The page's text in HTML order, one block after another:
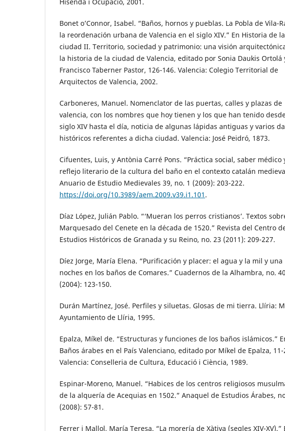
Bonet o’Connor, Isabel. “Baños, hornos y pueblas. La Pobla de Vila-
la reordenación urbana de Valencia en el siglo XIV.” En Historia de la
ciudad II. Territorio, sociedad y patrimonio: una visión
la historia de la ciudad de Valencia, editado por Sonia Daukis Ortolá
Francisco Taberner Pastor, 126-146. Valencia: Colegio Territorial de
Arquitectos de Valencia, 2002.
Carboneres, Manuel. Nomenclator de las puertas, calles y plazas de
valencia, con los nombres que hoy tienen y los que han tenido
siglo XIV hasta el día, noticia de algunas lápidas antiguas y varios
históricos referentes a dicha ciudad. Valencia: José Peidró, 1873.
Cifuentes, Luis, y Antònia Carré Pons. “Práctica social, saber médico
reflejo literario de la cultura del baño en el contexto catalán
Anuario de Estudio Medievales 39, no. 1 (2009): 203-222.
https://doi.org/10.3989/aem.2009.v39.i1.101 .
Díaz López, Julián Pablo. “‘Mueran los perros cristianos’. Textos
Marquesado del Cenete en la década de 1520.” Revista del Centro
Estudios Históricos de Granada y su Reino, no. 23 (2011): 209-227.
Díez Jorge, María Elena. “Purificación y placer: el agua y la mil y una
noches en los baños de Comares.” Cuadernos de la Alhambra, no. 40
(2004): 123-150.
Durán Martínez, José. Perfiles y siluetas. Glosas de mi tierra. Llíria:
Ayuntamiento de Llíria, 1995.
Epalza, Míkel de. “Estructuras y funciones de los baños islámicos.”
Baños árabes en el País Valenciano, editado por Míkel de Epalza, 11-
Valencia: Conselleria de Cultura, Educació i Ciència, 1989.
Espinar-Moreno, Manuel. “Habices de los centros religiosos
de la alquería de Acequias en 1502.” Anaquel de Estudios Árabes,
(2008): 57-81.
Ferrer i Mallol, María Teresa. “La morería de Xàtiva (segles XIV-XV).”